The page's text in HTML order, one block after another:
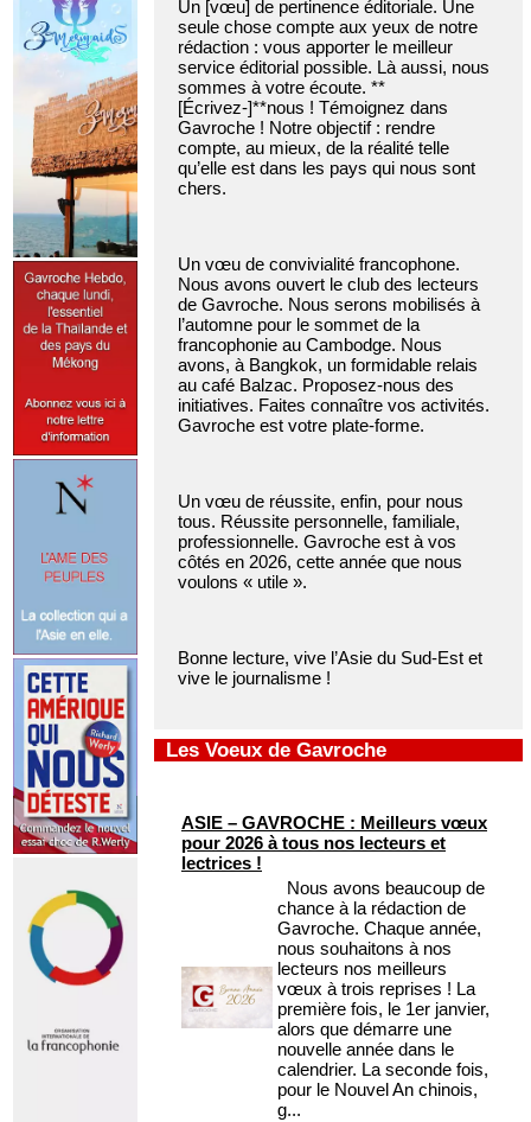
Un [vœu] de pertinence éditoriale. Une
seule chose compte aux yeux de notre
rédaction : vous apporter le meilleur
service éditorial possible. Là aussi, nous
sommes à votre écoute. **
[Écrivez-]**nous ! Témoignez dans
Gavroche ! Notre objectif : rendre
compte, au mieux, de la réalité telle
qu’elle est dans les pays qui nous sont
chers.
Un vœu de convivialité francophone.
Nous avons ouvert le club des lecteurs
de Gavroche. Nous serons mobilisés à
l’automne pour le sommet de la
francophonie au Cambodge. Nous
avons, à Bangkok, un formidable relais
au café Balzac. Proposez-nous des
initiatives. Faites connaître vos activités.
Gavroche est votre plate-forme.
Un vœu de réussite, enfin, pour nous
tous. Réussite personnelle, familiale,
professionnelle. Gavroche est à vos
côtés en 2026, cette année que nous
voulons « utile ».
Bonne lecture, vive l’Asie du Sud-Est et
vive le journalisme !
Les Voeux de Gavroche
ASIE – GAVROCHE : Meilleurs vœux
pour 2026 à tous nos lecteurs et
lectrices !
Nous avons beaucoup de
chance à la rédaction de
Gavroche. Chaque année,
nous souhaitons à nos
lecteurs nos meilleurs
vœux à trois reprises ! La
première fois, le 1er janvier,
alors que démarre une
nouvelle année dans le
calendrier. La seconde fois,
pour le Nouvel An chinois,
g...